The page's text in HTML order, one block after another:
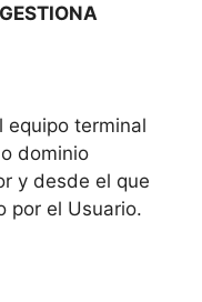
equipo terminal
dominio
y desde el que
por el Usuario.